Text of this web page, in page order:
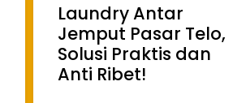
Laundry Antar
Jemput Pasar Telo,
Solusi Praktis dan
Anti Ribet!